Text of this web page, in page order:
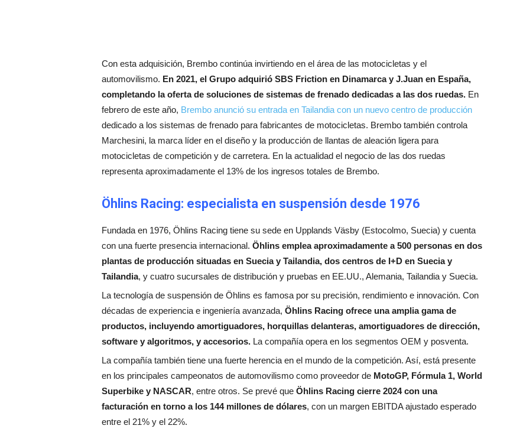
Con esta adquisición, Brembo continúa invirtiendo en el área de las motocicletas y el
automovilismo. En 2021, el Grupo adquirió SBS Friction en Dinamarca y J.Juan en España,
completando la oferta de soluciones de sistemas de frenado dedicadas a las dos ruedas. En
febrero de este año, Brembo anunció su entrada en Tailandia con un nuevo centro de producción
dedicado a los sistemas de frenado para fabricantes de motocicletas. Brembo también controla
Marchesini, la marca líder en el diseño y la producción de llantas de aleación ligera para
motocicletas de competición y de carretera. En la actualidad el negocio de las dos ruedas
representa aproximadamente el 13% de los ingresos totales de Brembo.
Öhlins Racing: especialista en suspensión desde 1976
Fundada en 1976, Öhlins Racing tiene su sede en Upplands Väsby (Estocolmo, Suecia) y cuenta
con una fuerte presencia internacional. Öhlins emplea aproximadamente a 500 personas en dos
plantas de producción situadas en Suecia y Tailandia, dos centros de I+D en Suecia y
Tailandia, y cuatro sucursales de distribución y pruebas en EE.UU., Alemania, Tailandia y Suecia.
La tecnología de suspensión de Öhlins es famosa por su precisión, rendimiento e innovación. Con
décadas de experiencia e ingeniería avanzada, Öhlins Racing ofrece una amplia gama de
productos, incluyendo amortiguadores, horquillas delanteras, amortiguadores de dirección,
software y algoritmos, y accesorios. La compañía opera en los segmentos OEM y posventa.
La compañía también tiene una fuerte herencia en el mundo de la competición. Así, está presente
en los principales campeonatos de automovilismo como proveedor de MotoGP, Fórmula 1, World
Superbike y NASCAR, entre otros. Se prevé que Öhlins Racing cierre 2024 con una
facturación en torno a los 144 millones de dólares, con un margen EBITDA ajustado esperado
entre el 21% y el 22%.